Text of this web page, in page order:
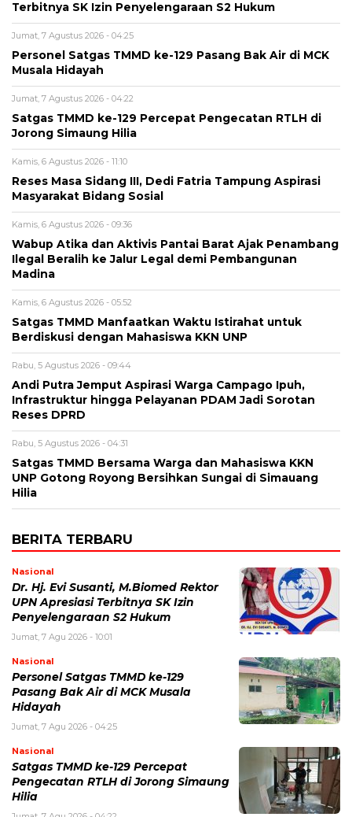
Terbitnya SK Izin Penyelengaraan S2 Hukum
Jumat, 7 Agustus 2026 - 04:25
Personel Satgas TMMD ke-129 Pasang Bak Air di MCK
Musala Hidayah
Jumat, 7 Agustus 2026 - 04:22
Satgas TMMD ke-129 Percepat Pengecatan RTLH di
Jorong Simaung Hilia
Kamis, 6 Agustus 2026 - 11:10
Reses Masa Sidang III, Dedi Fatria Tampung Aspirasi
Masyarakat Bidang Sosial
Kamis, 6 Agustus 2026 - 09:36
Wabup Atika dan Aktivis Pantai Barat Ajak Penambang
Ilegal Beralih ke Jalur Legal demi Pembangunan
Madina
Kamis, 6 Agustus 2026 - 05:52
Satgas TMMD Manfaatkan Waktu Istirahat untuk
Berdiskusi dengan Mahasiswa KKN UNP
Rabu, 5 Agustus 2026 - 09:44
Andi Putra Jemput Aspirasi Warga Campago Ipuh,
Infrastruktur hingga Pelayanan PDAM Jadi Sorotan
Reses DPRD
Rabu, 5 Agustus 2026 - 04:31
Satgas TMMD Bersama Warga dan Mahasiswa KKN
UNP Gotong Royong Bersihkan Sungai di Simauang
Hilia
BERITA TERBARU
Nasional
Dr. Hj. Evi Susanti, M.Biomed Rektor
UPN Apresiasi Terbitnya SK Izin
Penyelengaraan S2 Hukum
Jumat, 7 Agu 2026 - 10:01
Nasional
Personel Satgas TMMD ke-129
Pasang Bak Air di MCK Musala
Hidayah
Jumat, 7 Agu 2026 - 04:25
Nasional
Satgas TMMD ke-129 Percepat
Pengecatan RTLH di Jorong Simaung
Hilia